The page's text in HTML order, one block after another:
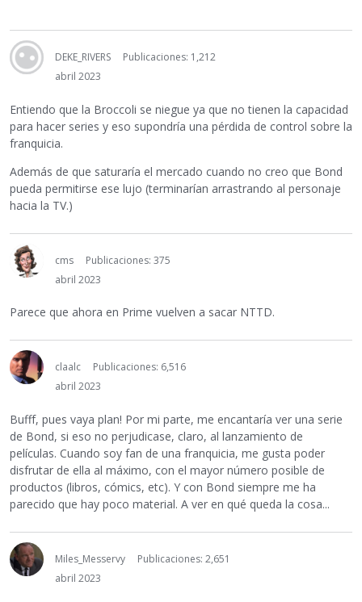
DEKE_RIVERS
Publicaciones: 1,212
abril 2023
Entiendo que la Broccoli se niegue ya que no tienen la capacidad
para hacer series y eso supondría una pérdida de control sobre la
franquicia.
Además de que saturaría el mercado cuando no creo que Bond
pueda permitirse ese lujo (terminarían arrastrando al personaje
hacia la TV.)
cms
Publicaciones: 375
abril 2023
Parece que ahora en Prime vuelven a sacar NTTD.
claalc
Publicaciones: 6,516
abril 2023
Bufff, pues vaya plan! Por mi parte, me encantaría ver una serie
de Bond, si eso no perjudicase, claro, al lanzamiento de
películas. Cuando soy fan de una franquicia, me gusta poder
disfrutar de ella al máximo, con el mayor número posible de
productos (libros, cómics, etc). Y con Bond siempre me ha
parecido que hay poco material. A ver en qué queda la cosa...
Miles_Messervy
Publicaciones: 2,651
abril 2023